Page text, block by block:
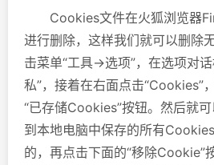
Cookies文件在火狐浏览器
进行删除，这样我们就可以删除
击菜单“工具→选项”，在选项对
私”，接着在右面点击“Cookies”
“已存储Cookies”按钮。然后就
到本地电脑中保存的所有
的，再点击下面的“移除Cookie”